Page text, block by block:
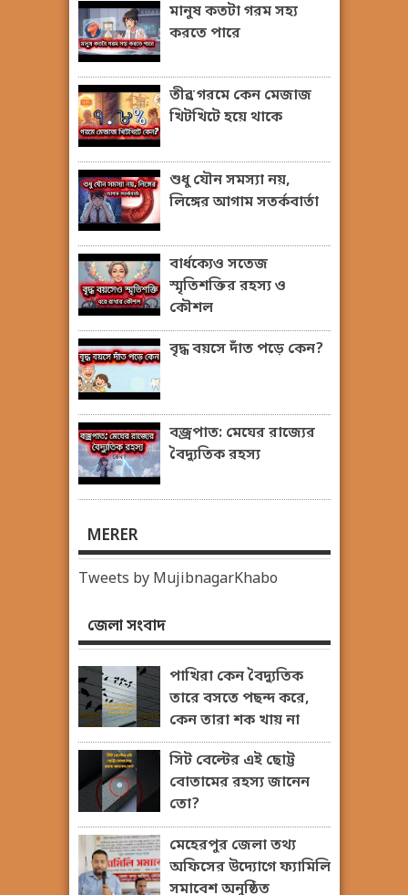
মানুষ কতটা গরম সহ্য
করতে পারে
তীব্র গরমে কেন মেজাজ
খিটখিটে হয়ে থাকে
শুধু যৌন সমস্যা নয়,
লিঙ্গের আগাম সতর্কবার্তা
বার্ধক্যেও সতেজ
স্মৃতিশক্তির রহস্য ও
কৌশল
বৃদ্ধ বয়সে দাঁত পড়ে কেন?
বজ্রপাত: মেঘের রাজ্যের
বৈদ্যুতিক রহস্য
MERER
Tweets by MujibnagarKhabo
জেলা সংবাদ
পাখিরা কেন বৈদ্যুতিক
তারে বসতে পছন্দ করে,
কেন তারা শক খায় না
সিট বেল্টের এই ছোট্ট
বোতামের রহস্য জানেন
তো?
মেহেরপুর জেলা তথ্য
অফিসের উদ্যোগে ফ্যামিলি
সমাবেশ অনুষ্ঠিত